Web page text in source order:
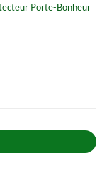
Porte-Bonheur